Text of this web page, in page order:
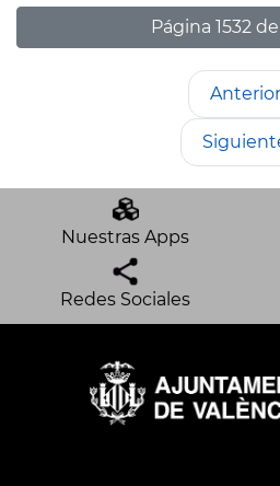
Página 1532 de
Anterior
Nuestras Apps
Redes Sociales